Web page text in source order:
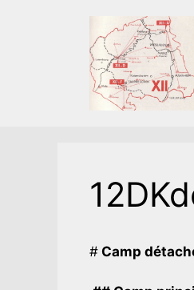
# Camp